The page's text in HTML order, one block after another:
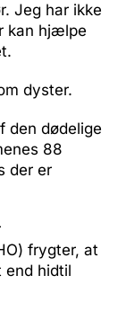
Jeg har ikke
kan hjælpe
dyster.
den dødelige
88
der er
frygter, at
end hidtil